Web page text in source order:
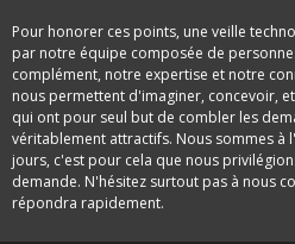
Pour honorer ces points, une veille
par notre équipe composée de
complément, notre expertise et notre
nous permettent d'imaginer, concevoir,
qui ont pour seul but de combler les
véritablement attractifs. Nous sommes à
jours, c'est pour cela que nous
demande. N'hésitez surtout pas à nous
répondra rapidement.